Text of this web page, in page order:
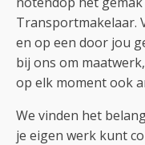
Transportmakelaar.
en op een door jou
bij ons om
op elk moment ook
We vinden het
je eigen werk kunt